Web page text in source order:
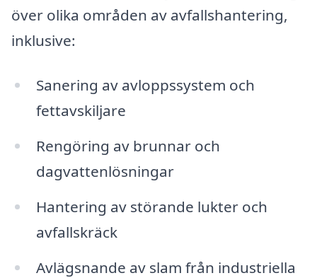
över olika områden av avfallshantering,
inklusive:
Sanering av avloppssystem och
fettavskiljare
Rengöring av brunnar och
dagvattenlösningar
Hantering av störande lukter och
avfallskräck
Avlägsnande av slam från industriella